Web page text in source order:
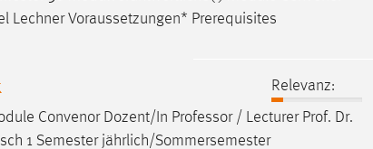
Lechner Voraussetzungen* Prerequisites
Relevanz:
Convenor Dozent/In Professor/ Lecturer Prof. Dr.
1 Semester jährlich/Sommersemester